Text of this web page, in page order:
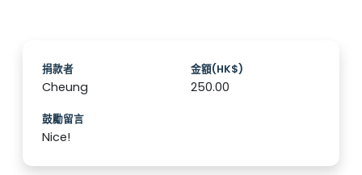
捐款者
Cheung
金額(HK$)
250.00
鼓勵留言
Nice!